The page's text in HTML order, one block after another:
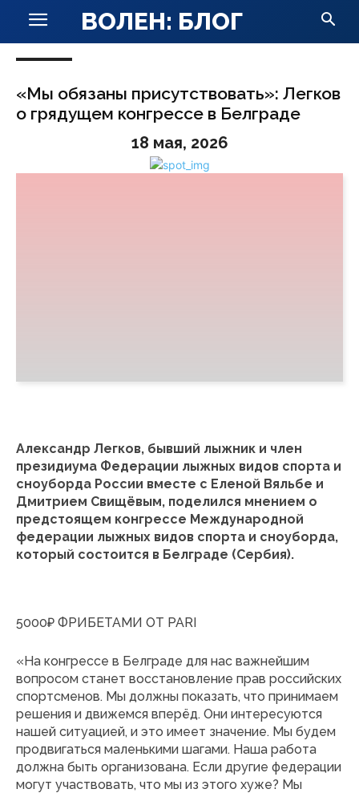
ВОЛЕН: БЛОГ
«Мы обязаны присутствовать»: Легков
о грядущем конгрессе в Белграде
18 мая, 2026
Александр Легков, бывший лыжник и член
президиума Федерации лыжных видов спорта и
сноуборда России вместе с Еленой Вяльбе и
Дмитрием Свищёвым, поделился мнением о
предстоящем конгрессе Международной
федерации лыжных видов спорта и сноуборда,
который состоится в Белграде (Сербия).
5000₽ ФРИБЕТАМИ ОТ PARI
«На конгрессе в Белграде для нас важнейшим
вопросом станет восстановление прав российских
спортсменов. Мы должны показать, что принимаем
решения и движемся вперёд. Они интересуются
нашей ситуацией, и это имеет значение. Мы будем
продвигаться маленькими шагами. Наша работа
должна быть организована. Если другие федерации
могут участвовать, что мы из этого хуже? Мы